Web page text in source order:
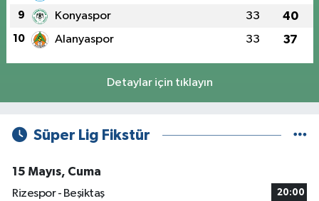
9 Konyaspor 33 40
10 Alanyaspor 33 37
Detaylar için tıklayın
Süper Lig Fikstür
15 Mayıs, Cuma
Rizespor - Beşiktaş
20:00